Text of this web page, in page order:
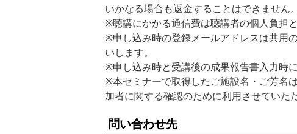
いかなる場合も返金することはできません。
※聴講にかかる通信費は聴講者の個人負担と
※申し込み時の登録メールアドレスは共用
いします。
※申し込み時と受講後の成果報告書入力時
※本セミナーで取得したご施設名・ご芳名
加者に関する確認のために利用させていた
問い合わせ先